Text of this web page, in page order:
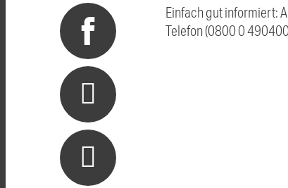
Einfach gut informiert:
Telefon (0800 0